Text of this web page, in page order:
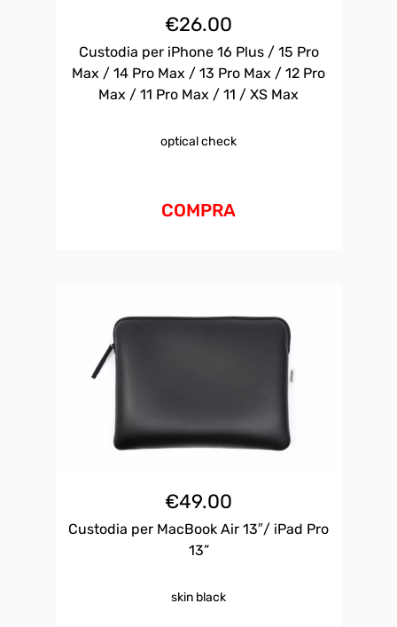
€26.00
Custodia per iPhone 16 Plus / 15 Pro
Max / 14 Pro Max / 13 Pro Max / 12 Pro
Max / 11 Pro Max / 11 / XS Max
optical check
COMPRA
€49.00
Custodia per MacBook Air 13″/ iPad Pro
13”
skin black